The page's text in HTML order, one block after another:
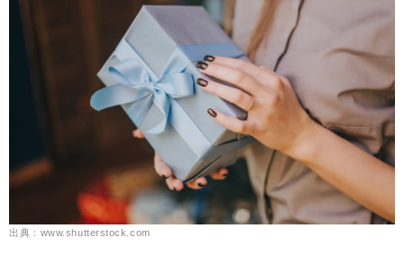
出典：www.shutterstock.com